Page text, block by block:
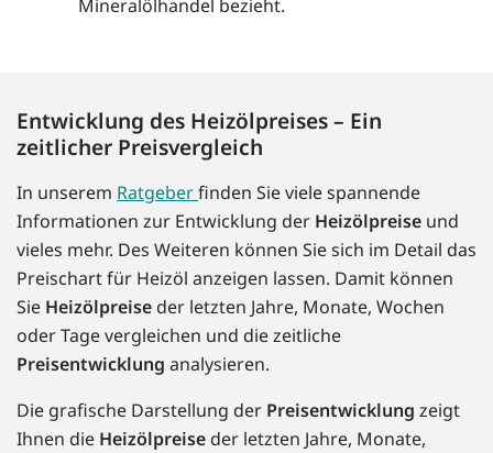
Mineralölhandel bezieht.
Entwicklung des Heizölpreises – Ein
zeitlicher Preisvergleich
In unserem Ratgeberfinden Sie viele spannende
Informationen zur Entwicklung der Heizölpreise und
vieles mehr. Des Weiteren können Sie sich im Detail das
Preischart für Heizöl anzeigen lassen. Damit können
Sie Heizölpreise der letzten Jahre, Monate, Wochen
oder Tage vergleichen und die zeitliche
Preisentwicklung analysieren.
Die grafische Darstellung der Preisentwicklung zeigt
Ihnen die Heizölpreise der letzten Jahre, Monate,